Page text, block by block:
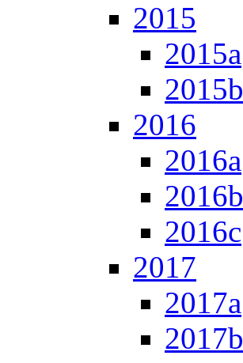
2015
2015a
2015b
2016
2016a
2016b
2016c
2017
2017a
2017b